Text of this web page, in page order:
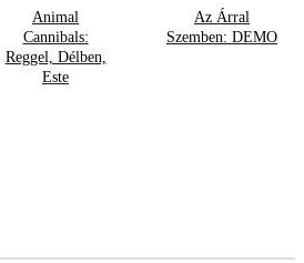
Animal
Cannibals:
Reggel, Délben,
Este
Az Árral
Szemben: DEMO